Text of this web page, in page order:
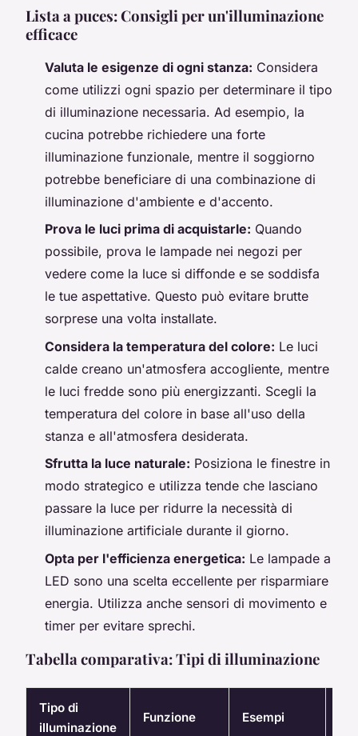
Lista a puces: Consigli per un'illuminazione
efficace
Valuta le esigenze di ogni stanza: Considera
come utilizzi ogni spazio per determinare il tipo
di illuminazione necessaria. Ad esempio, la
cucina potrebbe richiedere una forte
illuminazione funzionale, mentre il soggiorno
potrebbe beneficiare di una combinazione di
illuminazione d'ambiente e d'accento.
Prova le luci prima di acquistarle: Quando
possibile, prova le lampade nei negozi per
vedere come la luce si diffonde e se soddisfa
le tue aspettative. Questo può evitare brutte
sorprese una volta installate.
Considera la temperatura del colore: Le luci
calde creano un'atmosfera accogliente, mentre
le luci fredde sono più energizzanti. Scegli la
temperatura del colore in base all'uso della
stanza e all'atmosfera desiderata.
Sfrutta la luce naturale: Posiziona le finestre in
modo strategico e utilizza tende che lasciano
passare la luce per ridurre la necessità di
illuminazione artificiale durante il giorno.
Opta per l'efficienza energetica: Le lampade a
LED sono una scelta eccellente per risparmiare
energia. Utilizza anche sensori di movimento e
timer per evitare sprechi.
Tabella comparativa: Tipi di illuminazione
Tipo di
illuminazione
Funzione Esempi